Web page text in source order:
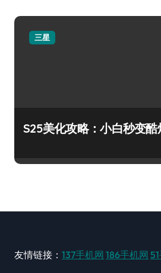
三星
S25美化攻略：小白秒变酷
友情链接： 137手机网 186手机网